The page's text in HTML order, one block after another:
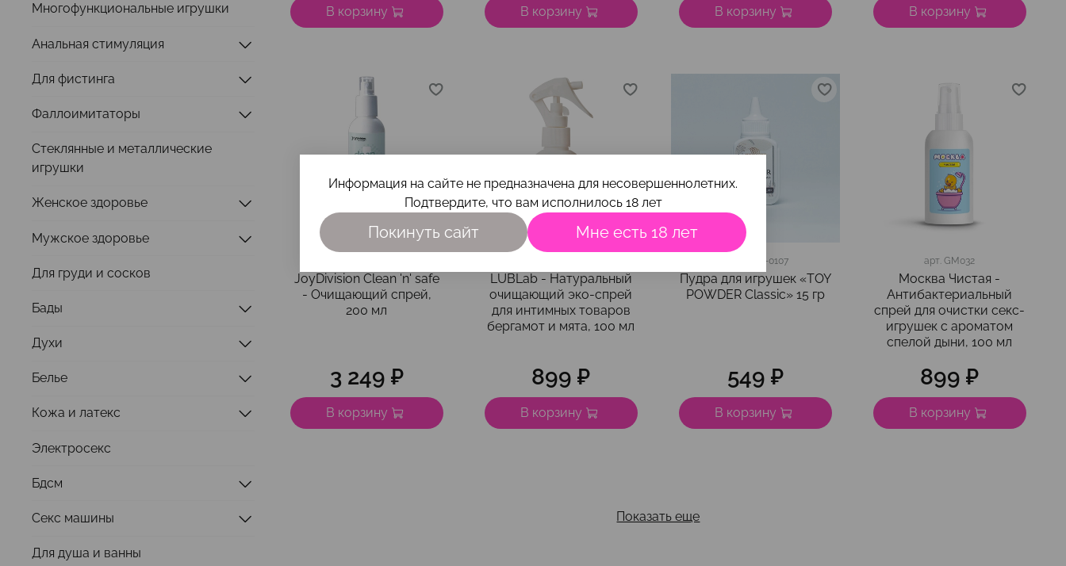
В корзину В корзину В корзину В корзину
JoyDivision Clean 'n' safe
- Очищающий спрей,
200 мл
3 249 ₽
В корзину
LUBLab - Натуральный
очищающий эко-спрей
для интимных товаров
бергамот и мята, 100 мл
899 ₽
В корзину
BMN-0107
Пудра для игрушек «TOY
POWDER Classic» 15 гр
549 ₽
В корзину
арт.GM032
Москва Чистая -
Антибактериальный
спрей для очистки секс-
игрушек с ароматом
спелой дыни, 100 мл
899 ₽
В корзину
Показать еще
Многофункциональные игрушки
Анальная стимуляция
Для фистинга
Фаллоимитаторы
Стеклянные и металлические
игрушки
Женское здоровье
Мужское здоровье
Для груди и сосков
Бады
Духи
Белье
Кожа и латекс
Электросекс
Бдсм
Секс машины
Для душа и ванны
Информация на сайте не предназначена для несовершеннолетних.
Подтвердите, что вам исполнилось 18 лет
Покинуть сайт Мне есть 18 лет